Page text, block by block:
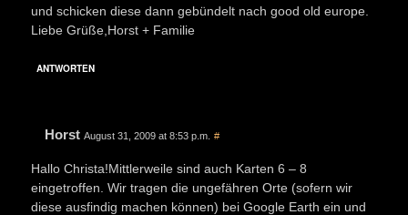
und schicken diese dann gebündelt nach good old europe.
Liebe Grüße,Horst + Familie
ANTWORTEN
Horst August 31, 2009 at 8:53 p.m. #
Hallo Christa!Mittlerweile sind auch Karten 6 – 8
eingetroffen. Wir tragen die ungefähren Orte (sofern wir
diese ausfindig machen können) bei Google Earth ein und